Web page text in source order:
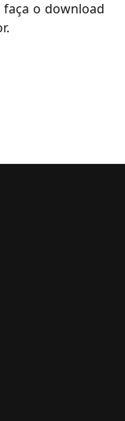
faça o download